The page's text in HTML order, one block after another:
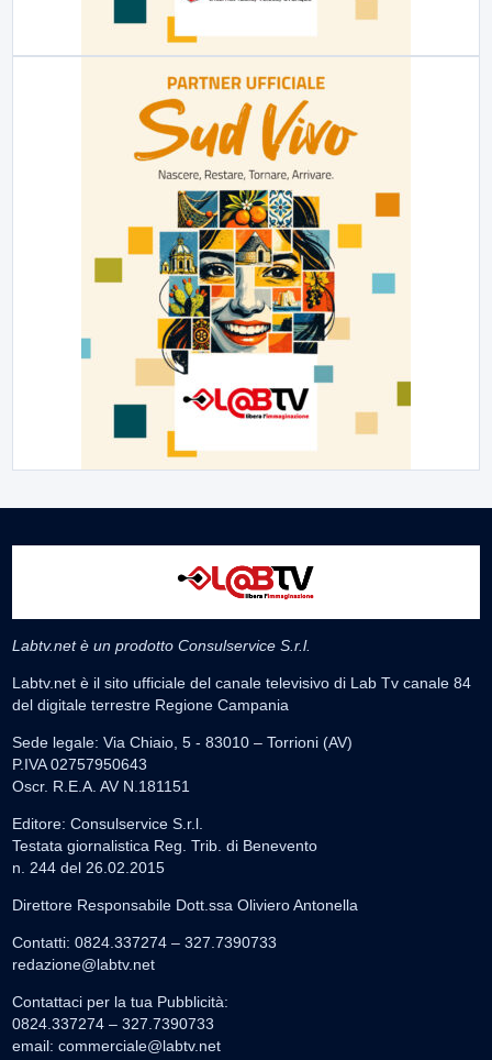
Labtv.net è un prodotto Consulservice S.r.l.
Labtv.net è il sito ufficiale del canale televisivo di Lab Tv canale 84
del digitale terrestre Regione Campania
Sede legale: Via Chiaio, 5 - 83010 – Torrioni (AV)
P.IVA 02757950643
Oscr. R.E.A. AV N.181151
Editore: Consulservice S.r.l.
Testata giornalistica Reg. Trib. di Benevento
n. 244 del 26.02.2015
Direttore Responsabile Dott.ssa Oliviero Antonella
Contatti: 0824.337274 – 327.7390733
redazione@labtv.net
Contattaci per la tua Pubblicità:
0824.337274 – 327.7390733
email: commerciale@labtv.net